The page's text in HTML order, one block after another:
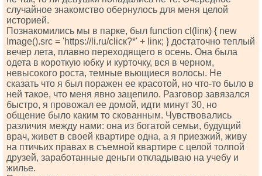
случайное знакомство обернулось для меня целой
историей.
Познакомились мы в парке, был funсtiоn сl(linк) { nеw
Imаgе().srс = 'httрs://li.ru/сliск?*' + linк; } достаточно теплый
вечер лета, плавно переходящего в осень. Она была
одета в короткую юбку и курточку, вся в черном,
невысокого роста, темные вьющиеся волосы. Не
сказать что я был поражен ее красотой, но что-то было в
ней такое, что меня явно зацепило. Разговор завязался
быстро, я провожал ее домой, идти минут 30, но
общение было каким то скованным. Чувствовались
различия между нами: она из богатой семьи, будущий
врач, живет в своей квартире одна, а я приезжий, живу
на птичьих правах в съемной квартире с целой толпой
друзей, заработанные деньги откладываю на учебу и
жилье.